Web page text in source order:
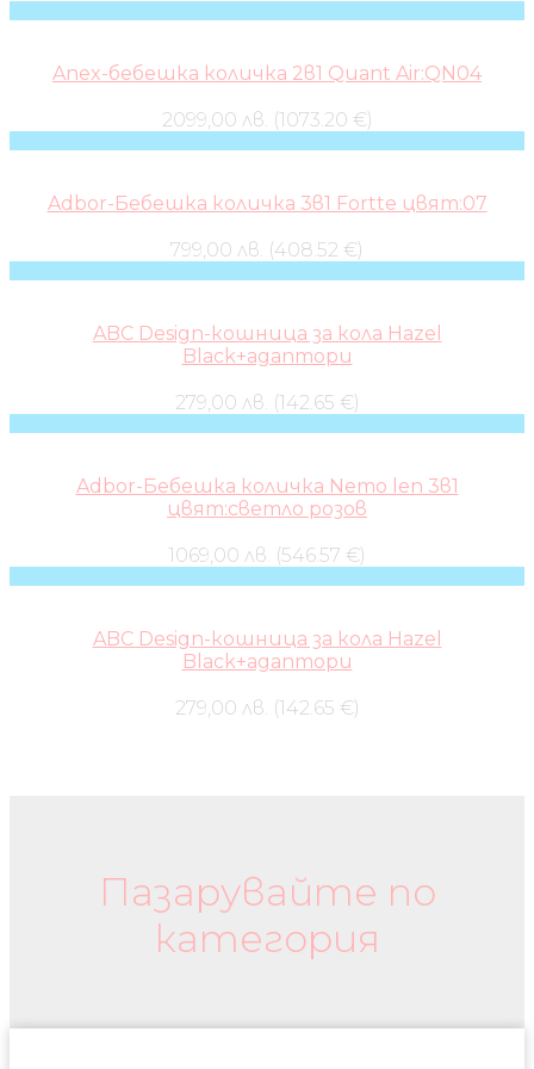
Anex-бебешка количка 2в1 Quant Air:QN04
2099,00 лв. (1073.20 €)
Adbor-Бебешка количка 3в1 Fortte цвят:07
799,00 лв. (408.52 €)
ABC Design-кошница за кола Hazel
Black+адаптори
279,00 лв. (142.65 €)
Adbor-Бебешка количка Nemo len 3в1
цвят:светло розов
1069,00 лв. (546.57 €)
ABC Design-кошница за кола Hazel
Black+адаптори
279,00 лв. (142.65 €)
Пазарувайте по
категория